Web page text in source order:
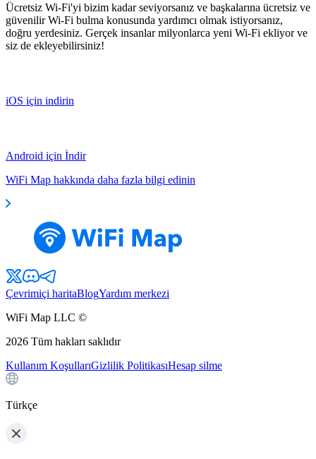
Ücretsiz Wi-Fi'yi bizim kadar seviyorsanız ve başkalarına ücretsiz ve
güvenilir Wi-Fi bulma konusunda yardımcı olmak istiyorsanız,
doğru yerdesiniz. Gerçek insanlar milyonlarca yeni Wi-Fi ekliyor ve
siz de ekleyebilirsiniz!
iOS için indirin
Android için İndir
WiFi Map hakkında daha fazla bilgi edinin
Çevrimiçi haritaBlogYardım merkezi
WiFi Map LLC ©
2026 Tüm hakları saklıdır
Kullanım KoşullarıGizlilik PolitikasıHesap silme
Türkçe